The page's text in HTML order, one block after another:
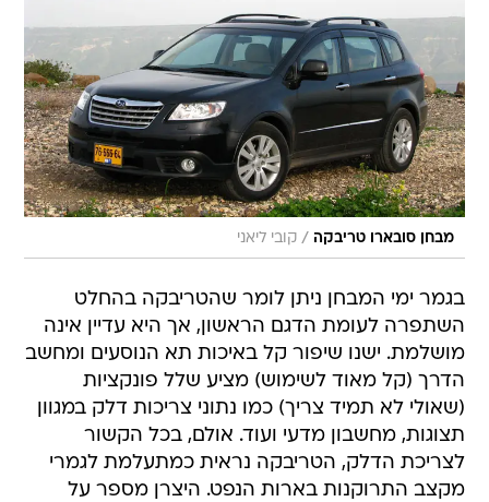
מבחן סובארו טריבקה / קובי ליאני
בגמר ימי המבחן ניתן לומר שהטריבקה בהחלט
השתפרה לעומת הדגם הראשון, אך היא עדיין אינה
מושלמת. ישנו שיפור קל באיכות תא הנוסעים ומחשב
הדרך (קל מאוד לשימוש) מציע שלל פונקציות
(שאולי לא תמיד צריך) כמו נתוני צריכות דלק במגוון
תצוגות, מחשבון מדעי ועוד. אולם, בכל הקשור
לצריכת הדלק, הטריבקה נראית כמתעלמת לגמרי
מקצב התרוקנות בארות הנפט. היצרן מספר על